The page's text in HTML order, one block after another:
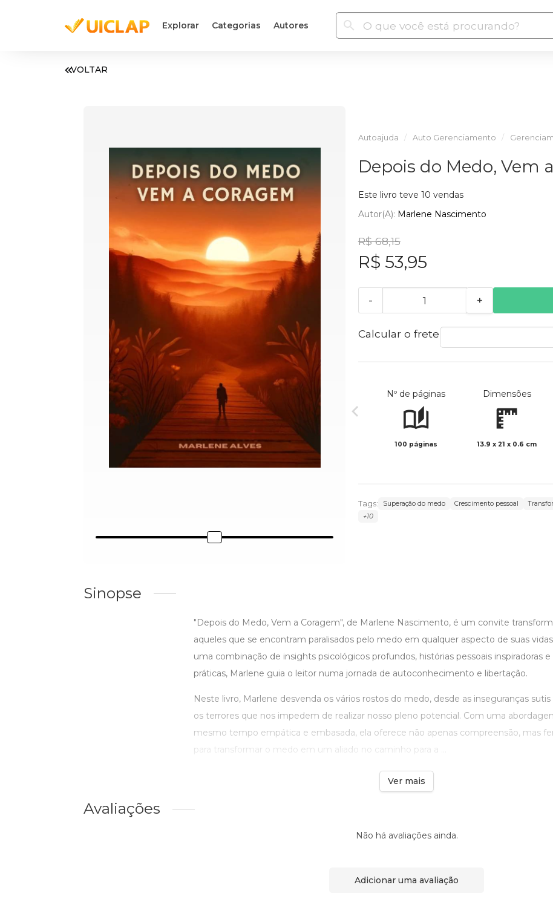
Explorar Categorias Autores
VOLTAR
Autoajuda Auto Gerenciamento
Depois do Medo, Vem
Este livro teve 10 vendas
Autor(a): Marlene Nascimento
R$ 68,15
R$ 53,95
- +
Calcular o frete
Nº de páginas
100 páginas
Dimensões
13.9 x 21 x 0.6 cm
Tags: Superação do medo Crescimento pessoal
+10
Sinopse
"Depois do Medo, Vem a Coragem", de Marlene Nascimento, é um convite
aqueles que se encontram paralisados pelo medo em qualquer aspecto de suas
uma combinação de insights psicológicos profundos, histórias pessoais inspiradoras
práticas, Marlene guia o leitor numa jornada de autoconhecimento e libertação.
Neste livro, Marlene desvenda os vários rostos do medo, desde as inseguranças sutis
os terrores que nos impedem de realizar nosso pleno potencial. Com uma
mesmo tempo empática e embasada, ela oferece não apenas compreensão, mas
para transformar o medo em um aliado no caminho para a ...
Ver mais
Avaliações
Não há avaliações ainda.
Adicionar uma avaliação